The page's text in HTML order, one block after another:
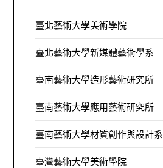
臺北藝術大學美術學院
臺北藝術大學新媒體藝術學系
臺南藝術大學造形藝術研究所
臺南藝術大學應用藝術研究所
臺南藝術大學材質創作與設計系
臺灣藝術大學美術學院